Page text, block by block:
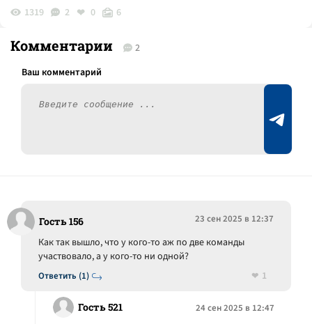
1319 2 0 6
Комментарии 2
Гость 156 23 сен 2025 в 12:37
Ответить (1)
Как так вышло, что у кого-то аж по две команды
участвовало, а у кого-то ни одной?
1
Гость 521 24 сен 2025 в 12:47